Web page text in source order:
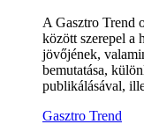
A Gasztro Trend
között szerepel a
jövőjének,
bemutatása,
publikálásával,
Gasztro Trend